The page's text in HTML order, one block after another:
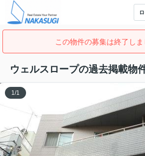
この物件の募集は終了しま
ウェルスロープの過去掲載物
1/1